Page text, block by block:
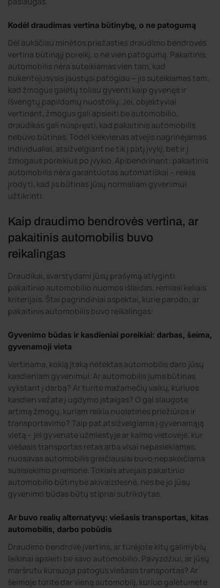
Kodėl draudimas vertina būtinybę, o ne patogumą
Dėl aukščiau minėtos priežasties draudimo bendrovės
vertina būtinąjį poreikį, o ne vien patogumą. Pakaitinis
automobilis nėra suteikiamas vien tam, kad
nukentėjusysis jaustųsi patogiau – jis suteikiamas tam,
kad žmogus galėtų toliau gyventi kaip gyvenęs ir
išvengtų papildomų nuostolių. Jei, objektyviai
vertinant, žmogus gali apsieiti be automobilio,
draudikas gali nuspręsti, kad pakaitinis automobilis
nebuvo būtinas. Todėl kiekvienas atvejis nagrinėjamas
individualiai, atsižvelgiant ne tik į patį įvykį, bet ir į
žmogaus poreikius po įvykio. Apibendrinant: pakaitinis
automobilis nėra garantuotas automatiškai – reikia
įrodyti, kad jis būtinas jūsų normaliam gyvenimui
užtikrinti.
Kaip draudimo bendrovės vertina, ar
pakaitinis automobilis buvo
reikalingas
Draudikai, svarstydami jūsų prašymą atlyginti
pakaitinio automobilio nuomos išlaidas, remiasi keliais
kriterijais. Štai pagrindiniai aspektai, kurie parodo, ar
pakaitinis automobilis buvo reikalingas:
Gyvenimo būdas ir kasdieniai poreikiai: darbas, šeima,
gyvenamoji vieta
Vertinama, kokią įtaką netektas automobilis daro jūsų
kasdieniam gyvenimui. Ar automobilis jums būtinas
vykstant į darbą? Ar turite mažamečių vaikų, kuriuos
kasdien vežate į ugdymo įstaigas? O gal slaugote
artimą žmogų, kuriam reikia nuolatinės priežiūros ir
transportavimo? Taip pat atsižvelgiama į gyvenamąją
vietą – jei gyvenate užmiestyje ar kaimo vietovėje, kur
viešasis transportas retas arba visai nepasiekiamas,
nuosavas automobilis greičiausiai buvo nepakeičiama
susisiekimo priemonė. Tokiais atvejais pakaitinio
automobilio būtinybė akivaizdesnė, nes be jo jūsų
gyvenimo būdas būtų stipriai sutrikdytas.
Ar buvo realių alternatyvų: viešasis transportas, kitas
automobilis, darbo pobūdis
Draudimo bendrovė įvertins, ar turėjote kitų galimybių
laikinai apsieiti be savo automobilio. Pavyzdžiui, ar jūsų
maršrutu kursuoja patogus viešasis transportas? Ar
šeimoje turite dar vieną automobilį, kuriuo galėtumėte